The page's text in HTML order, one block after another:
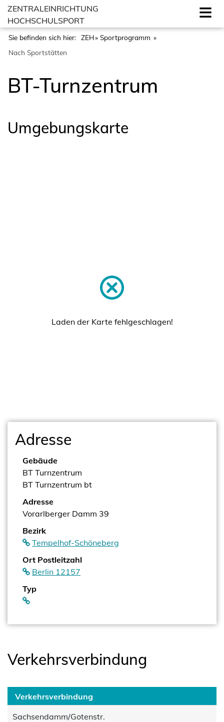
ZENTRALEINRICHTUNG
HOCHSCHULSPORT
Sie befinden sich hier: ZEH
Sportprogramm
Nach Sportstätten
BT-Turnzentrum
Umgebungskarte
Laden der Karte fehlgeschlagen!
Adresse
Gebäude
BT Turnzentrum
BT Turnzentrum bt
Adresse
Vorarlberger Damm 39
Bezirk
Tempelhof-Schöneberg
Ort Postleitzahl
Berlin 12157
Typ
Verkehrsverbindung
Verkehrsverbindung
Sachsendamm/Gotenstr.